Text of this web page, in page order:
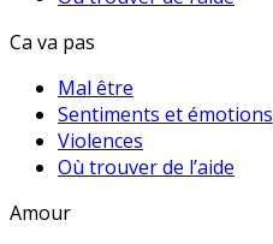
Ca va pas
Mal être
Sentiments et émotions
Violences
Où trouver de l’aide
Amour